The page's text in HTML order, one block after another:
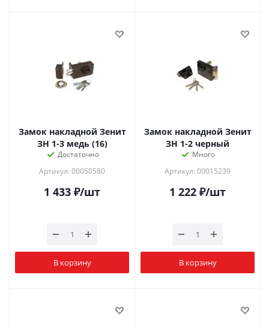
Замок накладной Зенит
ЗН 1-3 медь (16)
Достаточно
Артикул: 00050580
1 433 ₽/шт
В корзину
Замок накладной Зенит
ЗН 1-2 черный
Много
Артикул: 00015239
1 222 ₽/шт
В корзину